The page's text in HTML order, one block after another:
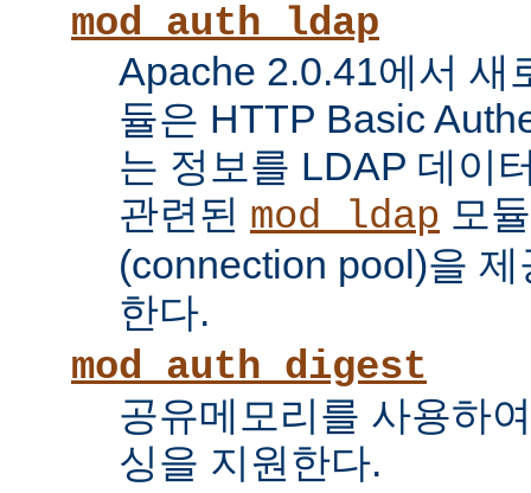
mod_auth_ldap
Apache 2.0.41에서 새
듈은 HTTP Basic
는 정보를 LDAP 데이
관련된 mod_ldap 모
(connection pool)을
한다.
mod_auth_digest
공유메모리를 사용하
싱을 지원한다.